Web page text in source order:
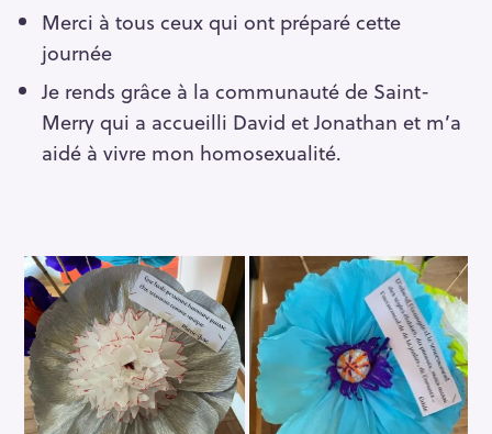
Merci à tous ceux qui ont préparé cette
journée
Je rends grâce à la communauté de Saint-
Merry qui a accueilli David et Jonathan et m’a
aidé à vivre mon homosexualité.